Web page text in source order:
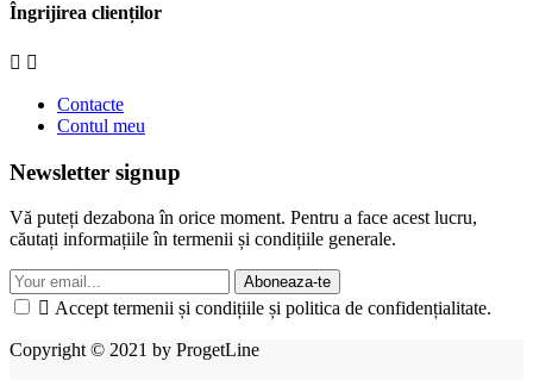
Îngrijirea clienților
 
Contacte
Contul meu
Newsletter signup
Vă puteți dezabona în orice moment. Pentru a face acest lucru,
căutați informațiile în termenii și condițiile generale.
Aboneaza-te
 Accept termenii și condițiile și politica de confidențialitate.
Copyright © 2021 by ProgetLine